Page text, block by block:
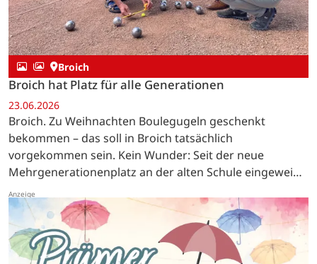
Broich
Broich hat Platz für alle Generationen
23.06.2026
Broich. Zu Weihnachten Boulegugeln geschenkt
bekommen – das soll in Broich tatsächlich
vorgekommen sein. Kein Wunder: Seit der neue
Mehrgenerationenplatz an der alten Schule eingeweiht
wurde, hat das 380 Einwohner zählende Dorf ein neues
Herzstück. …